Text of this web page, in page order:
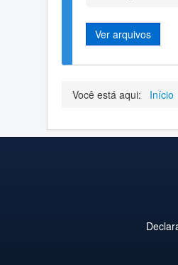
Ver arquivos
Você está aqui: Início